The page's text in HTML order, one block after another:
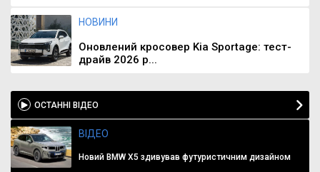
НОВИНИ
Оновлений кросовер Kia Sportage: тест-
драйв 2026 р...
ОСТАННІ ВІДЕО
ВІДЕО
Новий BMW X5 здивував футуристичним дизайном